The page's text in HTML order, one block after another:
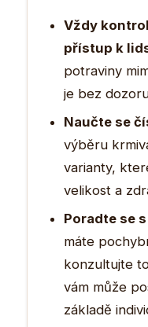
Vždy
přístup k
potraviny
je bez
Naučte se
výběru
varianty,
velikost a
Poradte se
máte
konzultujte
vám může
základě